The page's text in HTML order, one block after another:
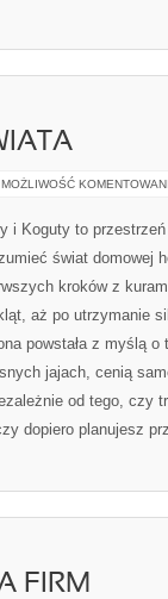
MOŻLIWOŚĆ
i Koguty to
świat domowej
kroków z
aż po utrzymanie
powstała z myślą
jajach, cenią
od tego, czy
dopiero planujesz
FIRM